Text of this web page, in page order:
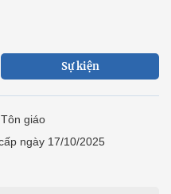
Công nghiệp hỗ trợ
Nông thôn mới
Nội dung chuyên đề